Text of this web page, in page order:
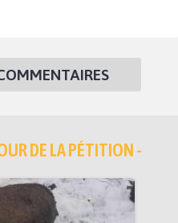
DE LA PÉTITION -